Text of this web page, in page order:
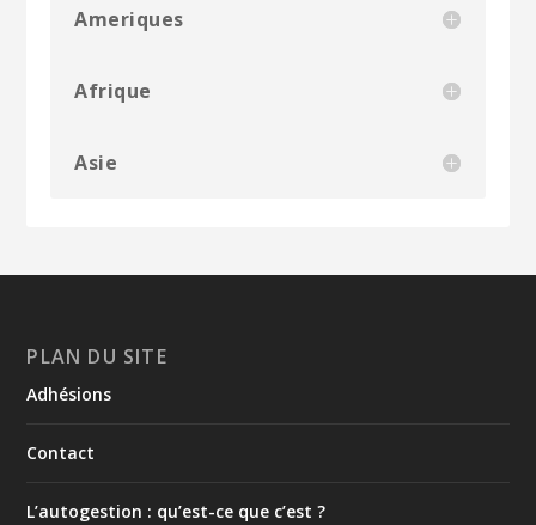
Ameriques
Afrique
Asie
PLAN DU SITE
Adhésions
Contact
L’autogestion : qu’est-ce que c’est ?